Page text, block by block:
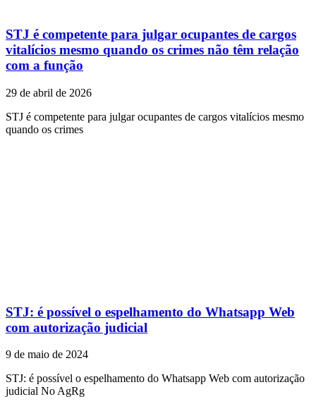
STJ é competente para julgar ocupantes de cargos
vitalícios mesmo quando os crimes não têm relação
com a função
29 de abril de 2026
STJ é competente para julgar ocupantes de cargos vitalícios mesmo
quando os crimes
STJ: é possível o espelhamento do Whatsapp Web
com autorização judicial
9 de maio de 2024
STJ: é possível o espelhamento do Whatsapp Web com autorização
judicial No AgRg